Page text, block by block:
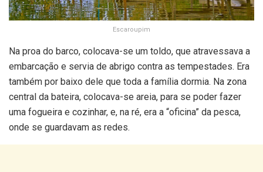
Escaroupim
Na proa do barco, colocava-se um toldo, que atravessava a
embarcação e servia de abrigo contra as tempestades. Era
também por baixo dele que toda a família dormia. Na zona
central da bateira, colocava-se areia, para se poder fazer
uma fogueira e cozinhar, e, na ré, era a “oficina” da pesca,
onde se guardavam as redes.